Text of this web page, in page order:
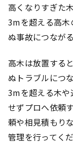
高くなりすぎた
3mを超える高木
ぬ事故につなが
高木は放置する
ぬトラブルにつ
3mを超える木
せずプロへ依頼
頼や相見積もり
管理を行ってくだ